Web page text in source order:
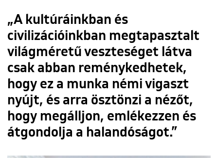
„A kultúráinkban és
civilizációinkban megtapasztalt
világméretű veszteséget látva
csak abban reménykedhetek,
hogy ez a munka némi vigaszt
nyújt, és arra ösztönzi a nézőt,
hogy megálljon, emlékezzen és
átgondolja a halandóságot.”